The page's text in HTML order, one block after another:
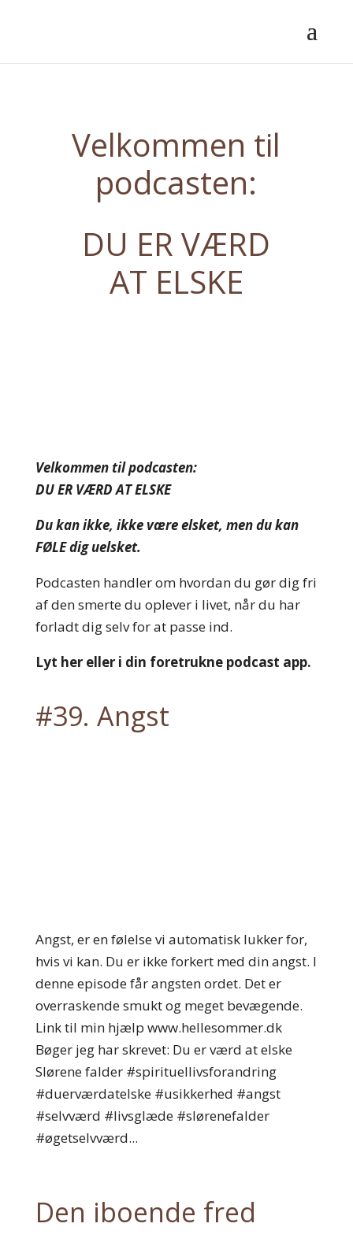
Velkommen til
podcasten:
DU ER VÆRD
AT ELSKE
Velkommen til podcasten:
DU ER VÆRD AT ELSKE
Du kan ikke, ikke være elsket, men du kan
FØLE dig uelsket.
Podcasten handler om hvordan du gør dig fri
af den smerte du oplever i livet, når du har
forladt dig selv for at passe ind.
Lyt her eller i din foretrukne podcast app.
#39. Angst
Angst, er en følelse vi automatisk lukker for,
hvis vi kan. Du er ikke forkert med din angst. I
denne episode får angsten ordet. Det er
overraskende smukt og meget bevægende.
Link til min hjælp www.hellesommer.dk
Bøger jeg har skrevet: Du er værd at elske
Slørene falder #spirituellivsforandring
#duerværdatelske #usikkerhed #angst
#selvværd #livsglæde #slørenefalder
#øgetselvværd...
Den iboende fred